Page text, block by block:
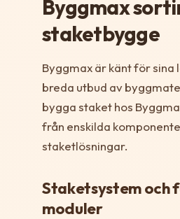
Byggmax
staketbygge
Byggmax är känt för sina
breda utbud av
bygga staket hos
från enskilda
staketlösningar.
Staketsystem och
moduler